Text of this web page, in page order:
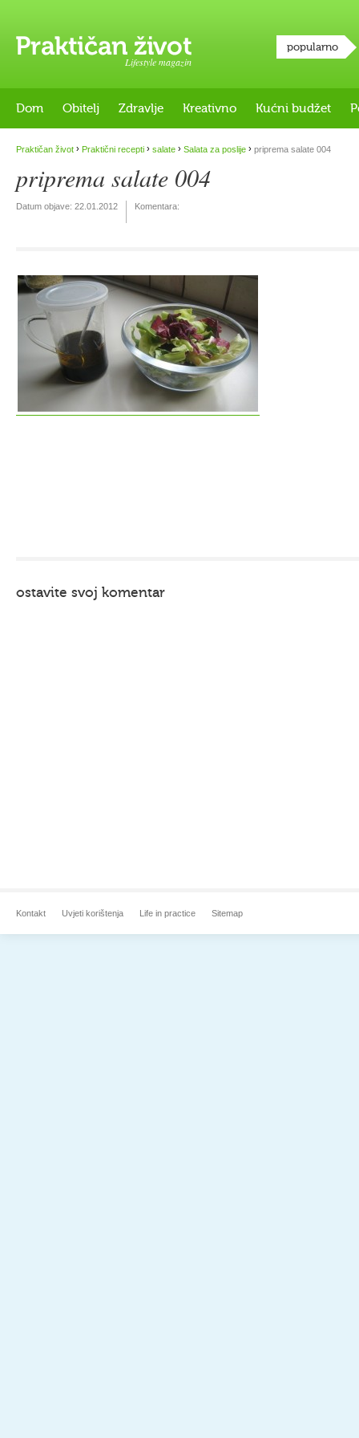
Lifestyle magazin
popularno
Dom Obitelj Zdravlje Kreativno Kućni budžet
Praktičan život › Praktični recepti › salate › Salata za poslije › priprema salate 004
priprema salate 004
Datum objave: 22.01.2012 Komentara:
ostavite svoj komentar
Kontakt Uvjeti korištenja Life in practice Sitemap